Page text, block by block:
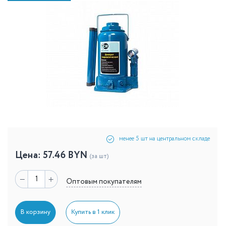
менее 5 шт на центральном складе
Цена: 57.46 BYN (за шт)
Оптовым покупателям
В корзину Купить в 1 клик